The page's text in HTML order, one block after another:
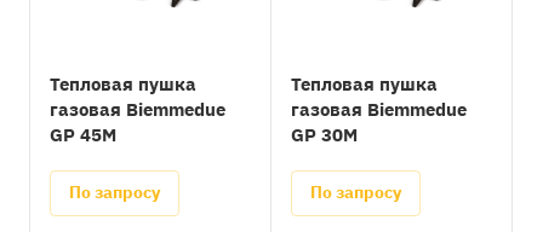
Тепловая пушка
газовая Biemmedue
GP 45M
По запросу
Тепловая пушка
газовая Biemmedue
GP 30M
По запросу